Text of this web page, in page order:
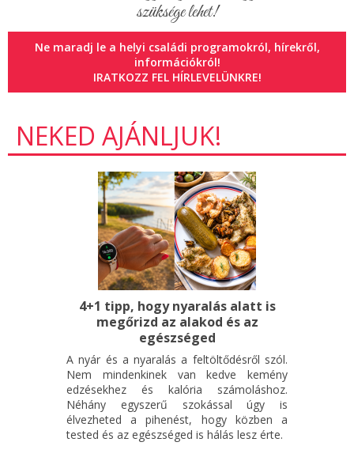
szüksége lehet!
Ne maradj le a helyi családi programokról, hírekről,
információkról!
IRATKOZZ FEL HÍRLEVELÜNKRE!
NEKED AJÁNLJUK!
4+1 tipp, hogy nyaralás alatt is
megőrizd az alakod és az
egészséged
A nyár és a nyaralás a feltöltődésről szól.
Nem mindenkinek van kedve kemény
edzésekhez és kalória számoláshoz.
Néhány egyszerű szokással úgy is
élvezheted a pihenést, hogy közben a
tested és az egészséged is hálás lesz érte.